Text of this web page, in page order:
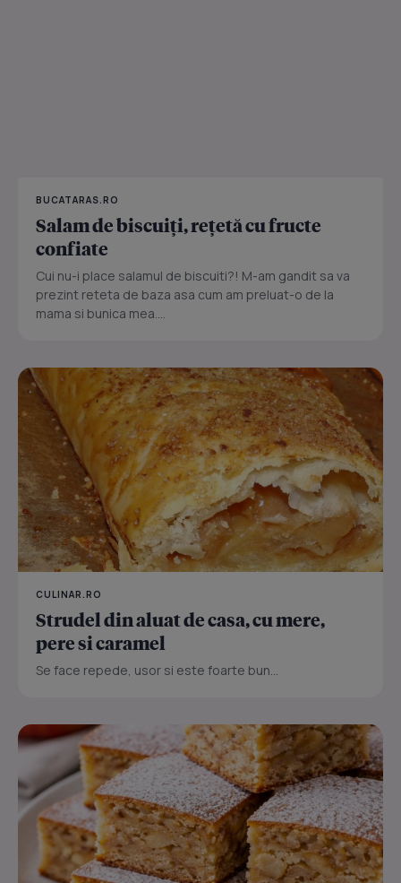
BUCATARAS.RO
Salam de biscuiţi, reţetă cu fructe
confiate
Cui nu-i place salamul de biscuiti?! M-am gandit sa va
prezint reteta de baza asa cum am preluat-o de la
mama si bunica mea....
CULINAR.RO
Strudel din aluat de casa, cu mere,
pere si caramel
Se face repede, usor si este foarte bun...